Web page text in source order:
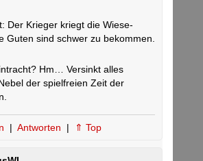
Der Krieger kriegt die Wiese-
Guten sind schwer zu bekommen.
Hm… Versinkt alles
der spielfreien Zeit der
| Antworten | ⇑ Top